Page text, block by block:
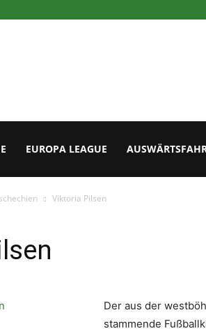
EUROPA LEAGUE
Viktoria Pilsen
Der aus der
stammende